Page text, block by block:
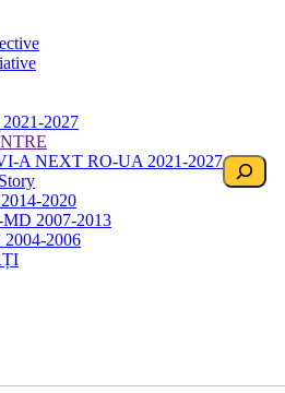
2027
A NEXT RO-UA 2021-2027
2020
2007-2013
2006
Search